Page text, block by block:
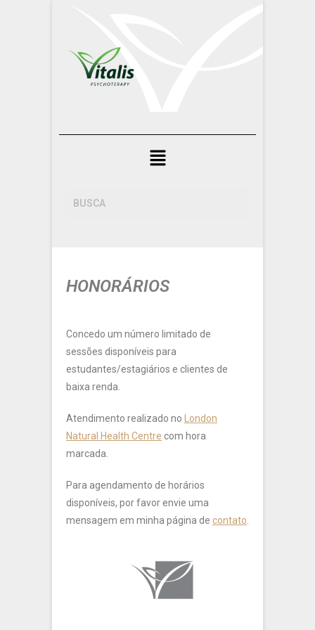
HONORÁRIOS
Concedo um número limitado de
sessões disponíveis para
estudantes/estagiários e clientes de
baixa renda.
Atendimento realizado no London
Natural Health Centre com hora
marcada.
Para agendamento de horários
disponíveis, por favor envie uma
mensagem em minha página de contato.